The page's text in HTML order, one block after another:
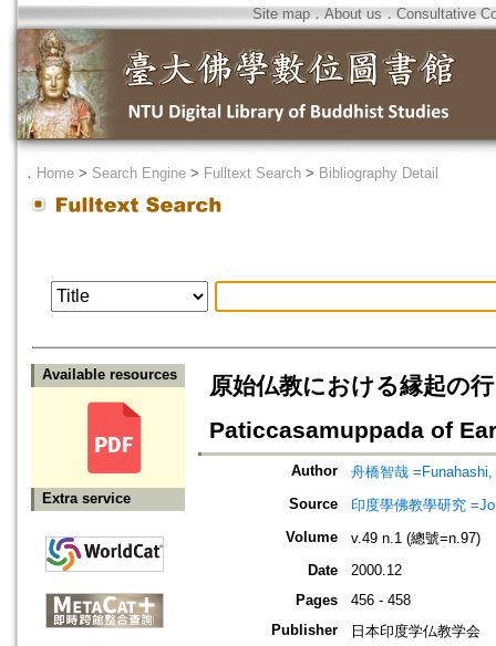
Site map．About us ． Consultative
． Home > Search Engine > Fulltext Search > Bibliography Detail
Available resources
Extra service
原始仏教における縁起の
Paticcasamuppada of
Author
舟橋智哉 =Funahashi,
Source
印度學佛教學研究
Volume
v.49 n.1 (總號=n.97)
Date
2000.12
Pages
456 - 458
Publisher
日本印度学仏教学会